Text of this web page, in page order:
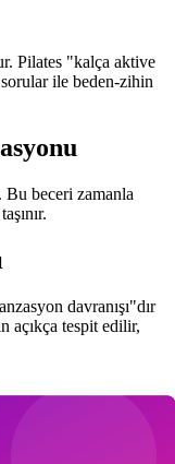
Pilates "kalça aktive
ile beden-zihin
Bu beceri zamanla
davranışı"dır
açıkça tespit edilir,